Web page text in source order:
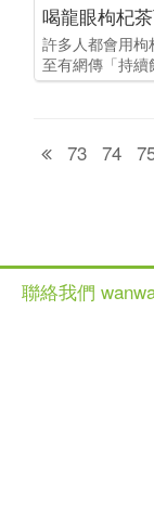
許多人都會用
至有網傳「持
73 74
聯絡我們